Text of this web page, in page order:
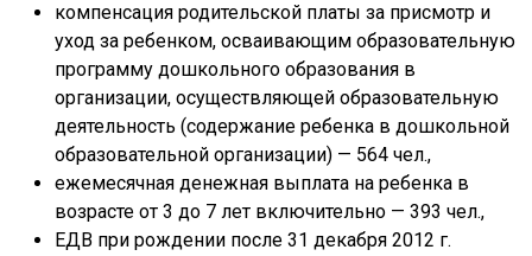
компенсация родительской платы за присмотр и
уход за ребенком, осваивающим образовательную
программу дошкольного образования в
организации, осуществляющей образовательную
деятельность (содержание ребенка в дошкольной
образовательной организации) — 564 чел.,
ежемесячная денежная выплата на ребенка в
возрасте от 3 до 7 лет включительно — 393 чел.,
ЕДВ при рождении после 31 декабря 2012 г.